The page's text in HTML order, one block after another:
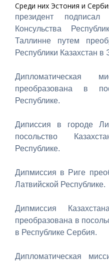
Среди них Эстония и
президент
Консульства
Таллинне путем
Республики Казахстан в
Дипломатическая
преобразована в
Республике.
Диписсия в городе
посольство
Республике.
Дипмиссия в Риге
Латвийской Республике.
Дипмиссия
преобразована в
в Республике Сербия.
Дипломатическая